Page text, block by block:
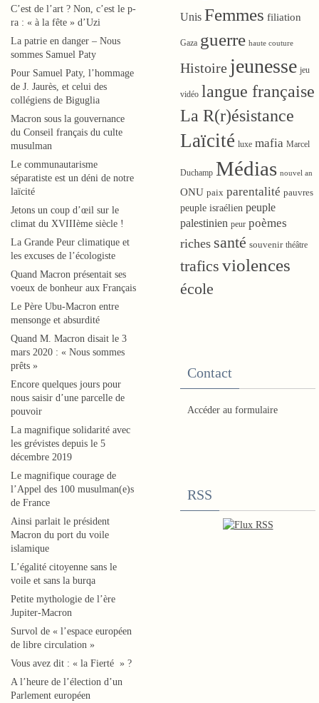
A
e
e
o
t
o
t
q
n
M
o
C’est de l’art ? Non, c’est le p-
ra : « à la fête » d’Uzi
La patrie en danger – Nous
sommes Samuel Paty
Pour Samuel Paty, l’hommage
de J. Jaurès, et celui des
collégiens de Biguglia
Macron sous la gouvernance
du Conseil français du culte
musulman
Le communautarisme
séparatiste est un déni de notre
laïcité
Jetons un coup d’œil sur le
climat du XVIIIème siècle !
La Grande Peur climatique et
les excuses de l’écologiste
Quand Macron présentait ses
voeux de bonheur aux Français
Le Père Ubu-Macron entre
mensonge et absurdité
Quand M. Macron disait le 3
mars 2020 : « Nous sommes
prêts »
Encore quelques jours pour
nous saisir d’une parcelle de
pouvoir
La magnifique solidarité avec
les grévistes depuis le 5
décembre 2019
Le magnifique courage de
l’Appel des 100 musulman(e)s
de France
Ainsi parlait le président
Macron du port du voile
islamique
L’égalité citoyenne sans le
voile et sans la burqa
Petite mythologie de l’ère
Jupiter-Macron
Survol de « l’espace européen
de libre circulation »
Vous avez dit : « la Fierté » ?
A l’heure de l’élection d’un
Parlement européen
Unis Femmes filiation
Gaza guerre haute couture
Histoire jeunesse jeu
vidéo langue française
La R(r)ésistance
Laïcité luxe mafia Marcel
Duchamp Médias nouvel an
ONU paix parentalité pauvres
peuple israélien peuple
palestinien peur poèmes
riches santé souvenir théâtre
trafics violences
école
Contact
Accéder au formulaire
RSS